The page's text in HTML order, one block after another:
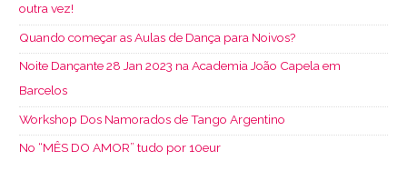
outra vez!
Quando começar as Aulas de Dança para Noivos?
Noite Dançante 28 Jan 2023 na Academia João Capela em
Barcelos
Workshop Dos Namorados de Tango Argentino
No “MÊS DO AMOR” tudo por 10eur